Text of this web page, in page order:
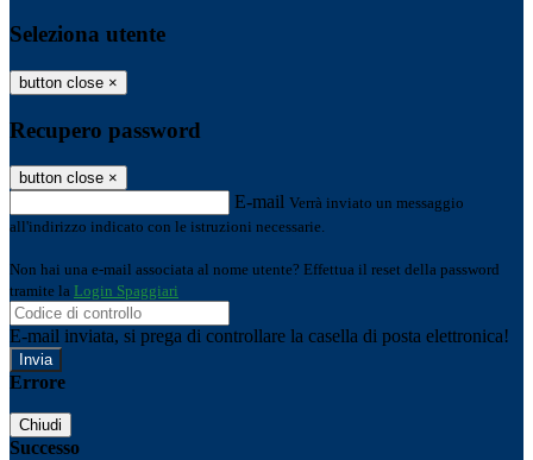
Seleziona utente
button close ×
Recupero password
button close ×
E-mail Verrà inviato un messaggio
all'indirizzo indicato con le istruzioni necessarie.
Non hai una e-mail associata al nome utente? Effettua il reset della password
tramite la Login Spaggiari
E-mail inviata, si prega di controllare la casella di posta elettronica!
Errore
Chiudi
Successo